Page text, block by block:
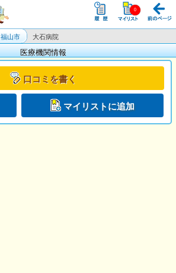
福山市 大石病院
医療機関情報
口コミを書く
マイリストに追加